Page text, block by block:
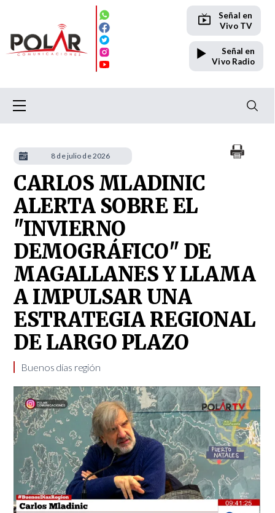
Señal en
Vivo TV
Señal en
Vivo Radio
CARLOS MLADINIC
ALERTA SOBRE EL
"INVIERNO
DEMOGRÁFICO" DE
MAGALLANES Y LLAMA
A IMPULSAR UNA
ESTRATEGIA REGIONAL
DE LARGO PLAZO
Buenos días región
8 de julio de 2026